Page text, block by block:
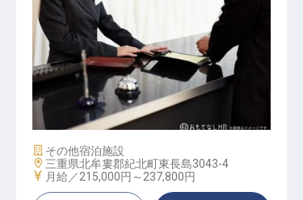
サービス総合職（フロント係）
施設業態
その他宿泊施設
勤務地
三重県北牟婁郡紀北町東長島3043-4
給与
月給／215,000円～ 237,800円